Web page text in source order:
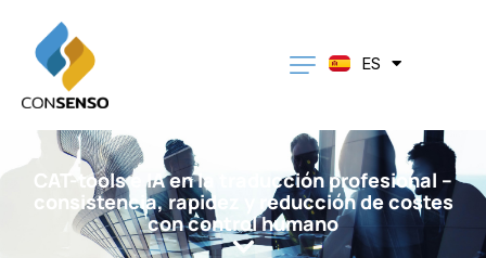
ES
CA
CAT-tools e IA en la traducción profesional –
consistencia, rapidez y reducción de costes
con control humano